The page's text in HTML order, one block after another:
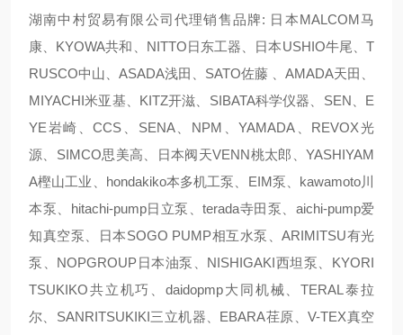
湖南中村贸易有限公司代理销售品牌: 日本MALCOM马
康、KYOWA共和、NITTO日东工器、日本USHIO牛尾、T
RUSCO中山、ASADA浅田、SATO佐藤 、AMADA天田、
MIYACHI米亚基、KITZ开滋、SIBATA科学仪器、SEN、E
YE岩崎、CCS、SENA、NPM、YAMADA、REVOX光
源、SIMCO思美高、日本阀天VENN桃太郎、YASHIYAM
A樫山工业、hondakiko本多机工泵、EIM泵、kawamoto川
本泵、hitachi-pump日立泵、terada寺田泵、aichi-pump爱
知真空泵、日本SOGO PUMP相互水泵、ARIMITSU有光
泵、NOPGROUP日本油泵、NISHIGAKI西坦泵、KYORI
TSUKIKO共立机巧、daidopmp大同机械、TERAL泰拉
尔、SANRITSUKIKI三立机器、EBARA荏原、V-TEX真空